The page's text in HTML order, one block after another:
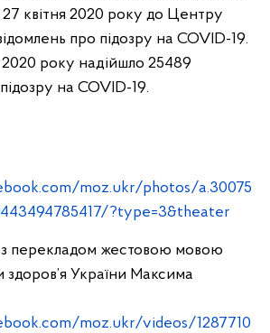
квітня 2020 року до Центру
про підозру на COVID-19.
2020 року надійшло 25489
на COVID-19.
moz.ukr/photos/a.30075
?type=3&theater
перекладом жестовою мовою
здоров’я України Максима
moz.ukr/videos/1287710